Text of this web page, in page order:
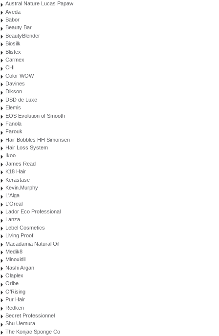
Austral Nature Lucas Papaw
Aveda
Babor
Beauty Bar
BeautyBlender
Biosilk
Blistex
Carmex
CHI
Color WOW
Davines
Dikson
DSD de Luxe
Elemis
EOS Evolution of Smooth
Fanola
Farouk
Hair Bobbles HH Simonsen
Hair Loss System
Ikoo
James Read
K18 Hair
Kerastase
Kevin.Murphy
L'Alga
L'Oreal
Lador Eco Professional
Lanza
Lebel Cosmetics
Living Proof
Macadamia Natural Oil
Medik8
Minoxidil
Nashi Argan
Olaplex
Oribe
O’Rising
Pur Hair
Redken
Secret Professionnel
Shu Uemura
The Konjac Sponge Co